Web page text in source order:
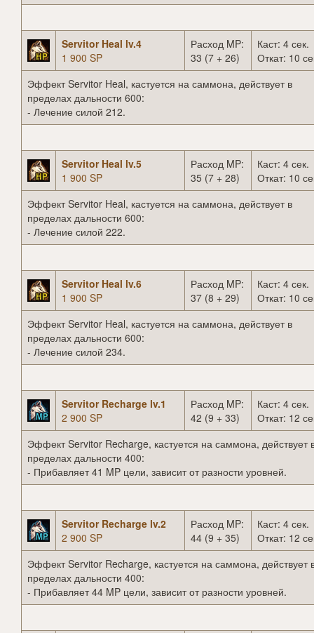
Servitor Heal lv.4
1 900 SP
Расход MP:
33 (7 + 26)
Каст: 4 сек.
Откат: 10
Эффект Servitor Heal, кастуется на саммона, действует в
пределах дальности 600:
- Лечение силой 212.
Servitor Heal lv.5
1 900 SP
Расход MP:
35 (7 + 28)
Каст: 4 сек.
Откат: 10
Эффект Servitor Heal, кастуется на саммона, действует в
пределах дальности 600:
- Лечение силой 222.
Servitor Heal lv.6
1 900 SP
Расход MP:
37 (8 + 29)
Каст: 4 сек.
Откат: 10
Эффект Servitor Heal, кастуется на саммона, действует в
пределах дальности 600:
- Лечение силой 234.
Servitor Recharge lv.1
2 900 SP
Расход MP:
42 (9 + 33)
Каст: 4 сек.
Откат: 12
Эффект Servitor Recharge, кастуется на саммона, действует
пределах дальности 400:
- Прибавляет 41 MP цели, зависит от разности уровней.
Servitor Recharge lv.2
2 900 SP
Расход MP:
44 (9 + 35)
Каст: 4 сек.
Откат: 12
Эффект Servitor Recharge, кастуется на саммона, действует
пределах дальности 400:
- Прибавляет 44 MP цели, зависит от разности уровней.